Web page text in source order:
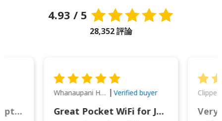
4.93 / 5
28,352 評論
This was wonderful option to a family of four. Everything worked smoothly.
Whanaupani Henry Joseph Macown Verified buyer
Great Pocket WiFi for Japan Travel Very